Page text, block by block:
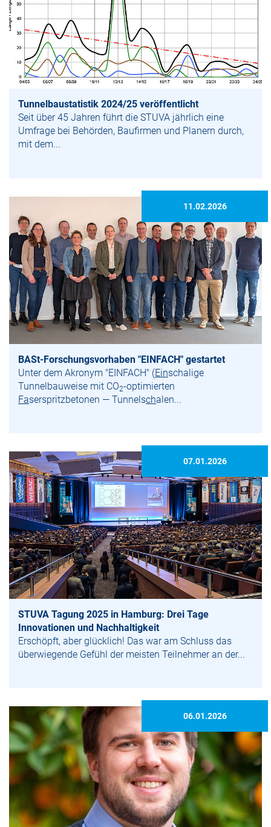
Tunnelbaustatistik 2024/25 veröffentlicht
Seit über 45 Jahren führt die STUVA jährlich eine
Umfrage bei Behörden, Baufirmen und Planern durch,
mit dem...
11.02.2026
BASt-Forschungsvorhaben "EINFACH" gestartet
Unter dem Akronym "EINFACH" (Einschalige
Tunnelbauweise mit CO2-optimierten
Faserspritzbetonen — Tunnelschalen...
07.01.2026
STUVA Tagung 2025 in Hamburg: Drei Tage
Innovationen und Nachhaltigkeit
Erschöpft, aber glücklich! Das war am Schluss das
überwiegende Gefühl der meisten Teilnehmer an der...
06.01.2026